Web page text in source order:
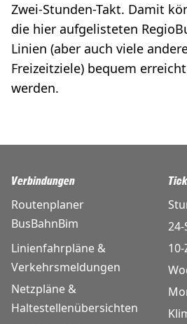
Zwei-Stunden-Takt. Damit
die hier aufgelisteten
Linien (aber auch viele
Freizeitziele) bequem erreicht
werden.
Verbindungen
Routenplaner
BusBahnBim
Linienfahrpläne &
Verkehrsmeldungen
Netzpläne &
Haltestellenübersichten